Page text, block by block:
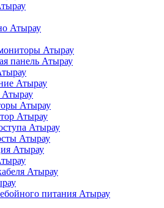
Атырау
Атырау
панель Атырау
Атырау
Атырау
Атырау
Атырау
Атырау
Атырау
Атырау
Атырау
питания Атырау